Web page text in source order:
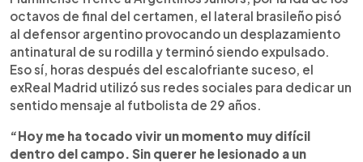
octavos de final del certamen, el lateral brasileño pisó
al defensor argentino provocando un desplazamiento
antinatural de su rodilla y terminó siendo expulsado.
Eso sí, horas después del escalofriante suceso, el
exReal Madrid utilizó sus redes sociales para dedicar un
sentido mensaje al futbolista de 29 años.
“Hoy me ha tocado vivir un momento muy difícil
dentro del campo. Sin querer he lesionado a un